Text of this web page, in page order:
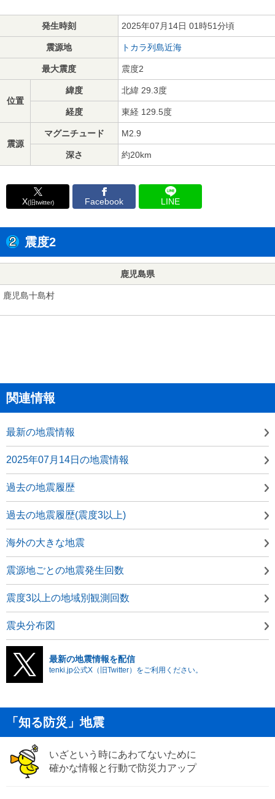
発生時刻 2025年07月14日 01時51分頃
震源地 トカラ列島近海
最大震度 震度2
位置
緯度 北緯 29.3度
経度 東経 129.5度
震源
マグニチュード M2.9
深さ 約20km
X(旧twitter) Facebook LINE
震度2
鹿児島県
鹿児島十島村
関連情報
最新の地震情報
2025年07月14日の地震情報
過去の地震履歴
過去の地震履歴(震度3以上)
海外の大きな地震
震源地ごとの地震発生回数
震度3以上の地域別観測回数
震央分布図
最新の地震情報を配信
tenki.jp公式X（旧Twitter）をご利用ください。
「知る防災」地震
いざという時にあわてないために
確かな情報と行動で防災力アップ